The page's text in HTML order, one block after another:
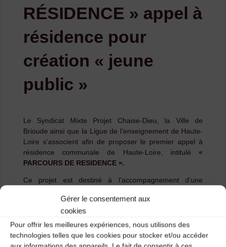
Gérer le consentement aux
cookies
Pour offrir les meilleures expériences, nous utilisons des
technologies telles que les cookies pour stocker et/ou accéder
RÉSIDENCE » appel à
résidence pour
création « jeune
public »
Le Syndicat Mixte Projet Chaise-Dieu, la Ville de
Brioude ainsi que la Ligue de l’enseignement de Haute-
Loire s’associent afin de proposer le premier appel à
résidence communale de Haute-Loire, intitulé «
PARCOURS DE RESIDENCE ».
Ce projet est destiné à l’accompagnement d’une
souhaitez créer un spectacle jeune public, alors à vous
de jouer !